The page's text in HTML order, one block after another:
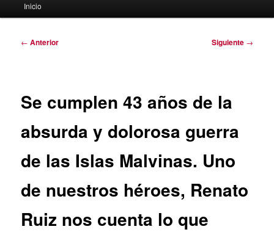
Inicio
Navegación
← Anterior Siguiente →
Se cumplen 43 años de la
absurda y dolorosa guerra
de las Islas Malvinas. Uno
de nuestros héroes, Renato
Ruiz nos cuenta lo que